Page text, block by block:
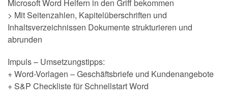
Microsoft Word Helfern in den Griff bekommen
> Mit Seitenzahlen, Kapitelüberschriften und
Inhaltsverzeichnissen Dokumente strukturieren und
abrunden
Impuls – Umsetzungstipps:
+ Word-Vorlagen – Geschäftsbriefe und Kundenangebote
+ S&P Checkliste für Schnellstart Word